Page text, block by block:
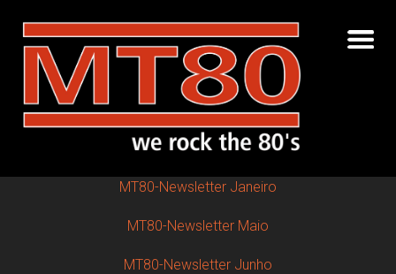
content
MT80-Newsletter Janeiro
MT80-Newsletter Maio
MT80-Newsletter Junho